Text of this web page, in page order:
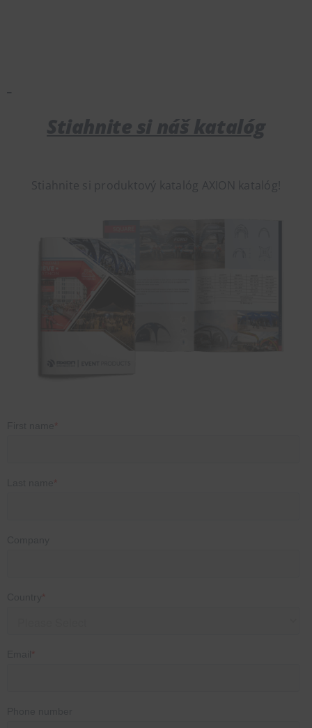
Stiahnite si náš katalóg
Stiahnite si produktový katalóg AXION katalóg!